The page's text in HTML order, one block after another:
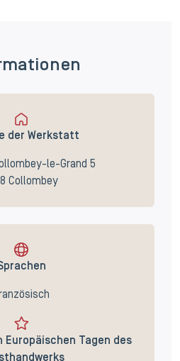
der Werkstatt
le-Grand 5
Collombey
Europäischen Tagen des